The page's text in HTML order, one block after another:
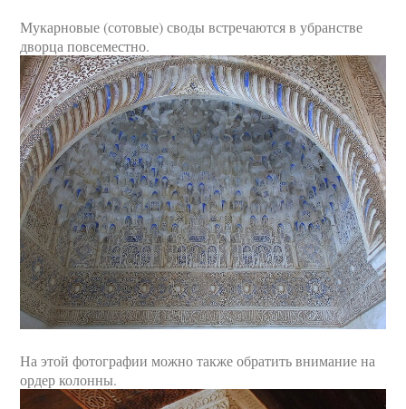
Мукарновые (сотовые) своды встречаются в убранстве
дворца повсеместно.
На этой фотографии можно также обратить внимание на
ордер колонны.